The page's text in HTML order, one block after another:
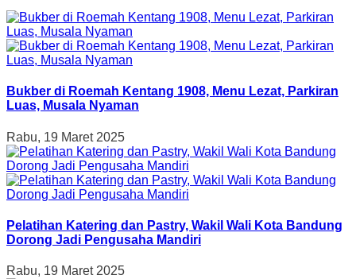
Bukber di Roemah Kentang 1908, Menu Lezat, Parkiran
Luas, Musala Nyaman
Rabu, 19 Maret 2025
Pelatihan Katering dan Pastry, Wakil Wali Kota Bandung
Dorong Jadi Pengusaha Mandiri
Rabu, 19 Maret 2025